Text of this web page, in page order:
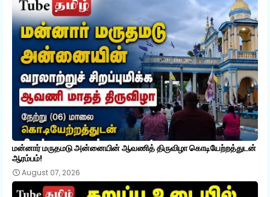
மன்னார் மருதமடு அன்னையின் ஆவணித் திருவிழா கொடியேற்றத்துடன்
ஆரம்பம்!
August 07, 2026